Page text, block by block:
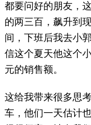
都要问好的朋友，
的两三百，飙升到
间，下班后我去小
信这个夏天他这个
元的销售额。
这给我带来很多思
车，他们一天估计